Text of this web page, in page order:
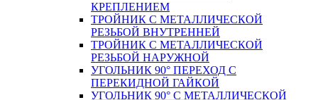
КРЕПЛЕНИЕМ
ТРОЙНИК С МЕТАЛЛИЧЕСКОЙ
РЕЗЬБОЙ ВНУТРЕННЕЙ
ТРОЙНИК С МЕТАЛЛИЧЕСКОЙ
РЕЗЬБОЙ НАРУЖНОЙ
УГОЛЬНИК 90° ПЕРЕХОД С
ПЕРЕКИДНОЙ ГАЙКОЙ
УГОЛЬНИК 90° С МЕТАЛЛИЧЕСКОЙ